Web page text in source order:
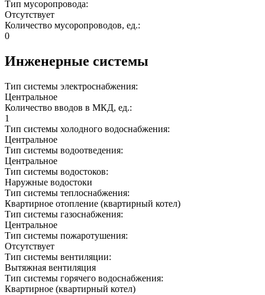
Тип мусоропровода:
Отсутствует
Количество мусоропроводов, ед.:
0
Инженерные системы
Тип системы электроснабжения:
Центральное
Количество вводов в МКД, ед.:
1
Тип системы холодного водоснабжения:
Центральное
Тип системы водоотведения:
Центральное
Тип системы водостоков:
Наружные водостоки
Тип системы теплоснабжения:
Квартирное отопление (квартирный котел)
Тип системы газоснабжения:
Центральное
Тип системы пожаротушения:
Отсутствует
Тип системы вентиляции:
Вытяжная вентиляция
Тип системы горячего водоснабжения:
Квартирное (квартирный котел)